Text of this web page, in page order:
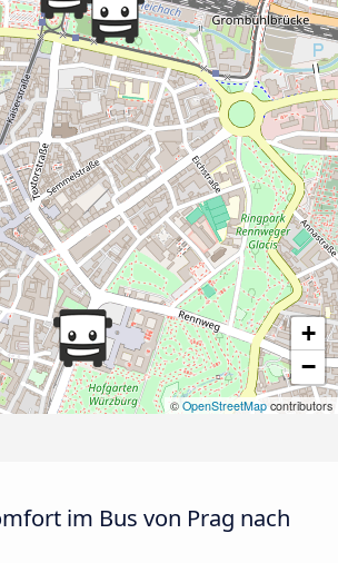
+
−
© OpenStreetMap contributors
im Bus von Prag nach